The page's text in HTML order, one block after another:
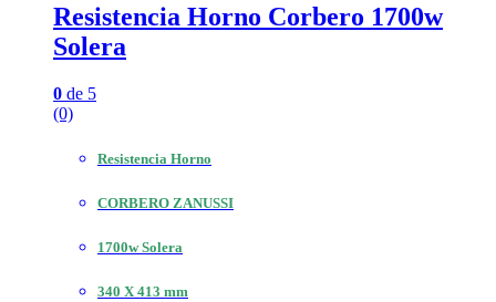
Resistencia Horno Corbero 1700w
Solera
0 de 5
(0)
Resistencia Horno
CORBERO ZANUSSI
1700w Solera
340 X 413 mm